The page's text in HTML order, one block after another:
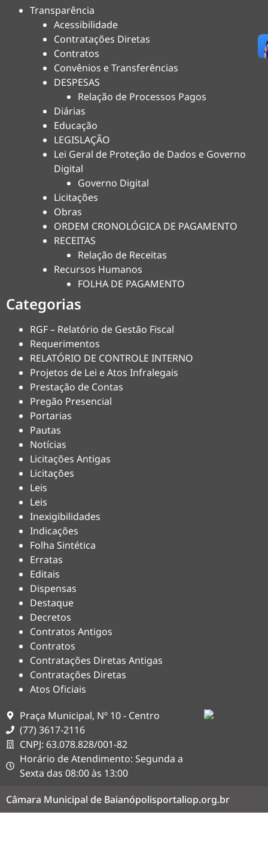
Transparência
Acessibilidade
Contratações Diretas
Contratos
Convênios e Transferências
DESPESAS
Relação de Processos Pagos
Diárias
Educação
LEGISLAÇÃO
Lei Geral de Proteção de Dados e Governo
Digital
Governo Digital
Licitações
Obras
ORDEM CRONOLÓGICA DE PAGAMENTO
RECEITAS
Relação de Receitas
Recursos Humanos
FOLHA DE PAGAMENTO
Categorias
RGF – Relatório de Gestão Fiscal
Requerimentos
RELATÓRIO DE CONTROLE INTERNO
Projetos de Lei e Atos Infralegais
Prestação de Contas
Pregão Presencial
Portarias
Pautas
Notícias
Licitações Antigas
Licitações
Leis
Leis
Inexigibilidades
Indicações
Folha Sintética
Erratas
Editais
Dispensas
Destaque
Decretos
Contratos Antigos
Contratos
Contratações Diretas Antigas
Contratações Diretas
Atos Oficiais
Praça Municipal, Nº 10 - Centro
(77) 3617-2116
CNPJ: 63.078.828/001-82
Horário de Atendimento: Segunda a
Sexta das 08:00 às 13:00
Câmara Municipal de Baianópolisportaliop.org.br